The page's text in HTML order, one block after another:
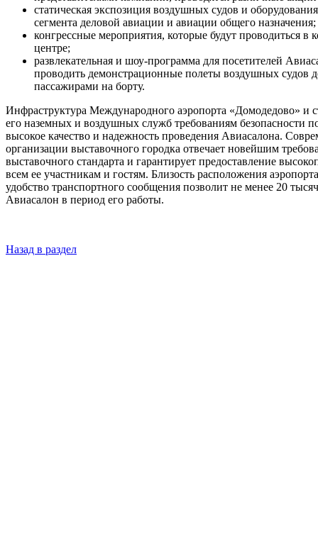
статическая экспозиция воздушных судов и
сегмента деловой авиации и авиации общего назначения;
конгрессные мероприятия, которые будут проводиться в
центре;
развлекательная и шоу-программа для посетителей
проводить демонстрационные полеты воздушных судов
пассажирами на борту.
Инфраструктура Международного аэропорта «Домодедово» и
его наземных и воздушных служб требованиям безопасности
высокое качество и надежность проведения Авиасалона.
организации выставочного городка отвечает новейшим
выставочного стандарта и гарантирует предоставление
всем ее участникам и гостям. Близость расположения
удобство транспортного сообщения позволит не менее 20
Авиасалон в период его работы.
Назад в раздел